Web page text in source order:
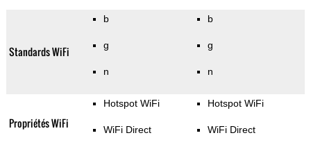
Standards WiFi
b
g
n
b
g
n
Propriétés WiFi
Hotspot WiFi
WiFi Direct
Hotspot WiFi
WiFi Direct